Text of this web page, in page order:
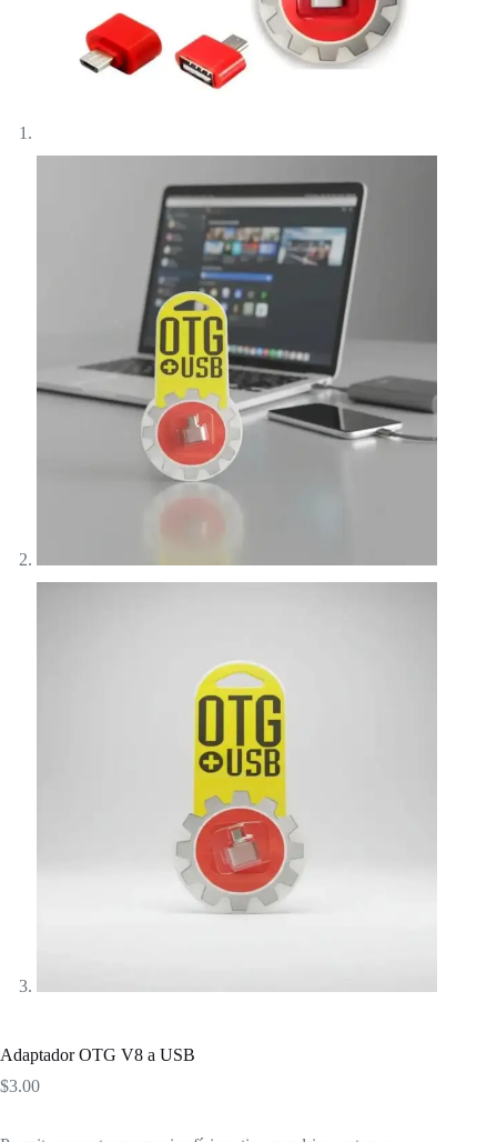
Adaptador OTG V8 a USB
$3.00